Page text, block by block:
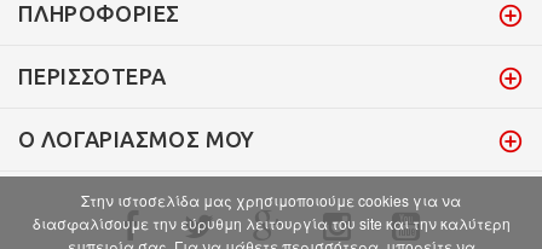
ΠΛΗΡΟΦΟΡΊΕΣ
ΠΕΡΙΣΣΌΤΕΡΑ
Ο ΛΟΓΑΡΙΑΣΜΌΣ ΜΟΥ
Στην ιστοσελίδα μας χρησιμοποιούμε cookies για να
διασφαλίσουμε την εύρυθμη λειτουργία του site και την καλύτερη